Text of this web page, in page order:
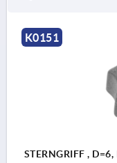
K0151
STERNGRIFF ,